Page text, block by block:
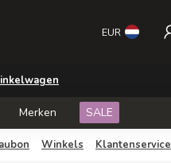
EUR
Merken SALE
Winkels Klantenservice